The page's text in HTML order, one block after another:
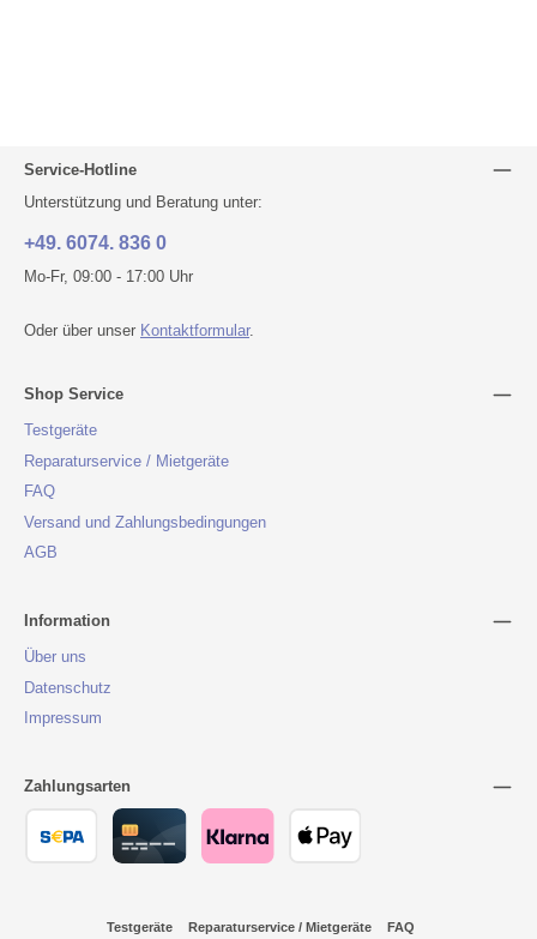
Service-Hotline
Unterstützung und Beratung unter:
+49. 6074. 836 0
Mo-Fr, 09:00 - 17:00 Uhr
Oder über unser Kontaktformular.
Shop Service
Testgeräte
Reparaturservice / Mietgeräte
FAQ
Versand und Zahlungsbedingungen
AGB
Information
Über uns
Datenschutz
Impressum
Zahlungsarten
Testgeräte Reparaturservice / Mietgeräte FAQ